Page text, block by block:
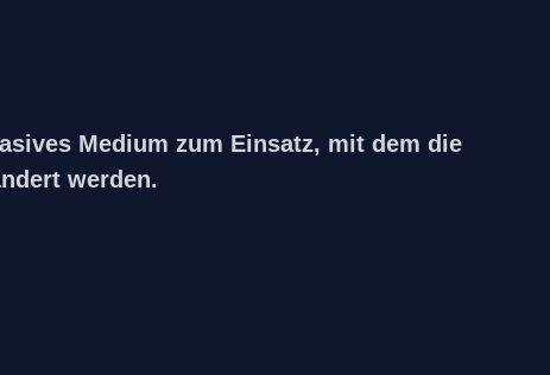
Medium zum Einsatz, mit dem die
werden.